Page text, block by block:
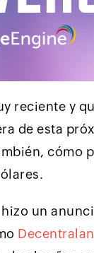
reciente y
de esta
cómo
un